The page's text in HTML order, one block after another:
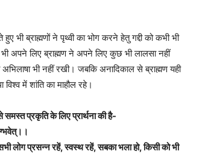
भी ब्राह्मणों ने पृथ्वी का भोग करने हेतु गद्दी को कभी भी
अपने लिए ब्राह्मण ने अपने लिए कुछ भी लालसा नहीं
भी नहीं रखी। जबकि अनादिकाल से ब्राह्मण यही
में शांति का माहौल रहे।
समस्त प्रकृति के लिए प्रार्थना की है-
लोग प्रसन्न रहें, स्वस्थ रहें, सबका भला हो, किसी को भी